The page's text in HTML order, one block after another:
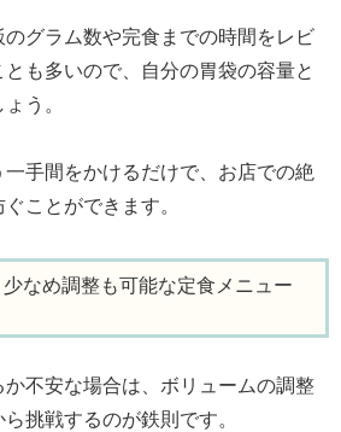
グラム数や完食までの時間をレビ
も多いので、自分の胃袋の容量と
う。
手間をかけるだけで、お店での絶
ことができます。
なめ調整も可能な定食メニュー
不安な場合は、ボリュームの調整
挑戦するのが鉄則です。